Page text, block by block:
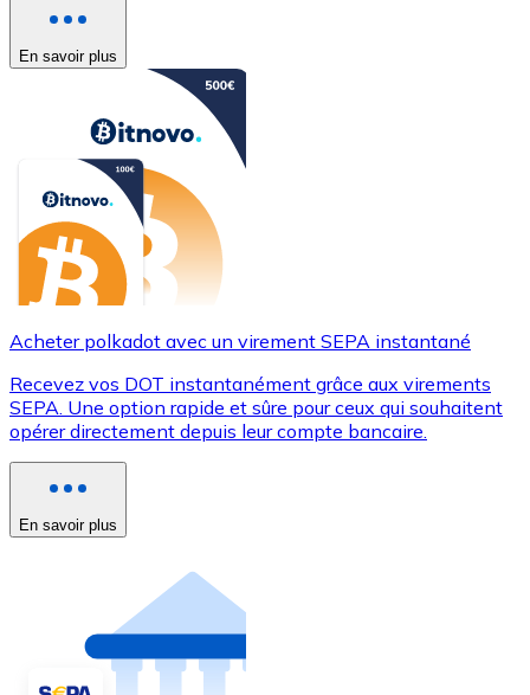
En savoir plus
Acheter polkadot avec un virement SEPA instantané
Recevez vos DOT instantanément grâce aux virements
SEPA. Une option rapide et sûre pour ceux qui souhaitent
opérer directement depuis leur compte bancaire.
En savoir plus